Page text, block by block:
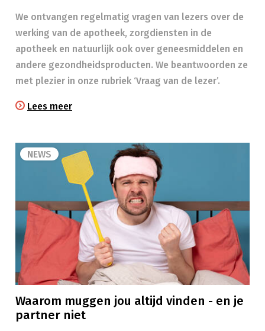
We ontvangen regelmatig vragen van lezers over de
werking van de apotheek, zorgdiensten in de
apotheek en natuurlijk ook over geneesmiddelen en
andere gezondheidsproducten. We beantwoorden ze
met plezier in onze rubriek ‘Vraag van de lezer’.
Lees meer
NEWS
Waarom muggen jou altijd vinden - en je
partner niet